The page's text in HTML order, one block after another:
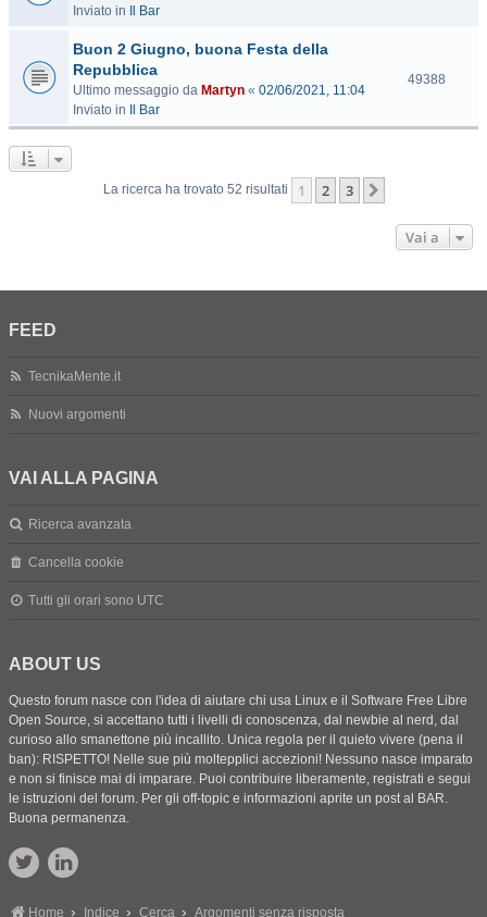
Inviato in
Il Bar
e
Buon 2 Giugno, buona Festa della
Repubblica
Ultimo messaggio da Martyn « 02/06/2021, 11:04
Inviato in
Il Bar
49388V
La ricerca ha trovato 52 risultati
1 2 3
Vai a
FEED
TecnikaMente.it
Nuovi argomenti
VAI ALLA PAGINA
Ricerca avanzata
Cancella cookie
Tutti gli orari sono UTC
ABOUT US
Questo forum nasce con l'idea di aiutare chi usa Linux e il Software Free Libre
Open Source, si accettano tutti i livelli di conoscenza, dal newbie al nerd, dal
curioso allo smanettone più incallito. Unica regola per il quieto vivere (pena il
ban): RISPETTO! Nelle sue più moltepplici accezioni! Nessuno nasce imparato
e non si finisce mai di imparare. Puoi contribuire liberamente, registrati e segui
le istruzioni del forum. Per gli off-topic e informazioni aprite un post al BAR.
Buona permanenza.
Home Indice Cerca Argomenti senza risposta